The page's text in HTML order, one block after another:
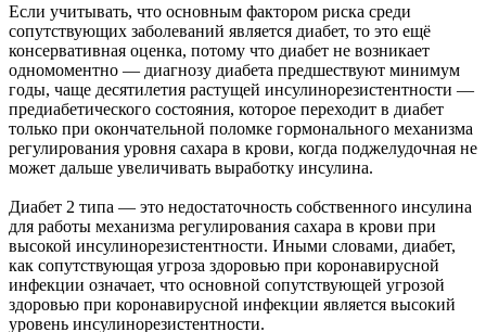
Если учитывать, что основным фактором риска среди
сопутствующих заболеваний является диабет, то это ещё
консервативная оценка, потому что диабет не возникает
одномоментно — диагнозу диабета предшествуют минимум
годы, чаще десятилетия растущей инсулинорезистентности —
предиабетического состояния, которое переходит в диабет
только при окончательной поломке гормонального механизма
регулирования уровня сахара в крови, когда поджелудочная не
может дальше увеличивать выработку инсулина.
Диабет 2 типа — это недостаточность собственного инсулина
для работы механизма регулирования сахара в крови при
высокой инсулинорезистентности. Иными словами, диабет,
как сопутствующая угроза здоровью при коронавирусной
инфекции означает, что основной сопутствующей угрозой
здоровью при коронавирусной инфекции является высокий
уровень инсулинорезистентности.